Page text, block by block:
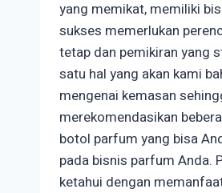
yang memikat, memiliki
sukses memerlukan
tetap dan pemikiran yang
satu hal yang akan kami
mengenai kemasan
merekomendasikan
botol parfum yang bisa
pada bisnis parfum Anda.
ketahui dengan